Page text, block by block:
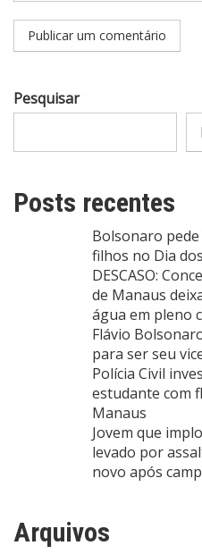
Pesquisar
Posts recentes
Bolsonaro
filhos no Dia
DESCASO:
de Manaus
água em pleno
Flávio
para ser seu
Polícia Civil
estudante com
Manaus
Jovem que
levado por
novo após
Arquivos